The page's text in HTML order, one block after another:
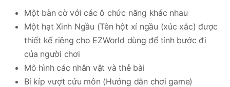
Một bàn cờ với các ô chức năng khác nhau
Một hạt Xinh Ngầu (Tên hột xí ngầu (xúc xắc) được
thiết kế riêng cho EZWorld dùng để tính bước đi
của người chơi
Mô hình các nhân vật và thẻ bài
Bí kíp vượt cửu môn (Hướng dẫn chơi game)